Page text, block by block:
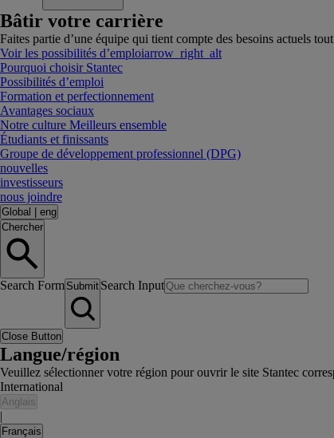
Bâtir votre carrière
Faites partie d’une équipe qui tient compte des besoins actuels
Voir les possibilités d’emploiarrow_right_alt
Pourquoi choisir Stantec
Possibilités d’emploi
Formation et perfectionnement
Avantages sociaux
Notre culture Meilleurs ensemble
Étudiants et finissants
Groupe de développement professionnel (DPG)
nouvelles
investisseurs
nous joindre
Global
eng
Chercher
Search Form Submit Search Input
Close Button
Langue/région
Veuillez sélectionner votre région pour ouvrir le site Stantec
International
Anglais
|
Français